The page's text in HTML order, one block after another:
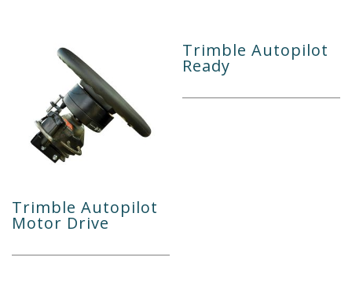
Trimble Autopilot
Motor Drive
Trimble Autopilot
Ready